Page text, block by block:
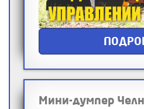
Мини-думпер